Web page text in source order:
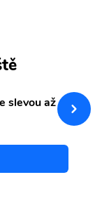
slevou až